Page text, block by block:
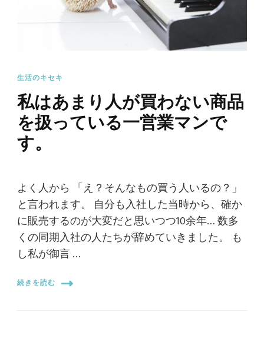
生活のキセキ
私はあまり人が買わない商品
を扱っている一営業マンで
す。
よく人から 「え？そんなもの買う人いるの？」
と言われます。 自分も入社した当時から、確か
に販売するのが大変だと思いつつ10余年… 数多
くの同期入社の人たちが辞めていきました。 も
し私が御言 …
続きを読む